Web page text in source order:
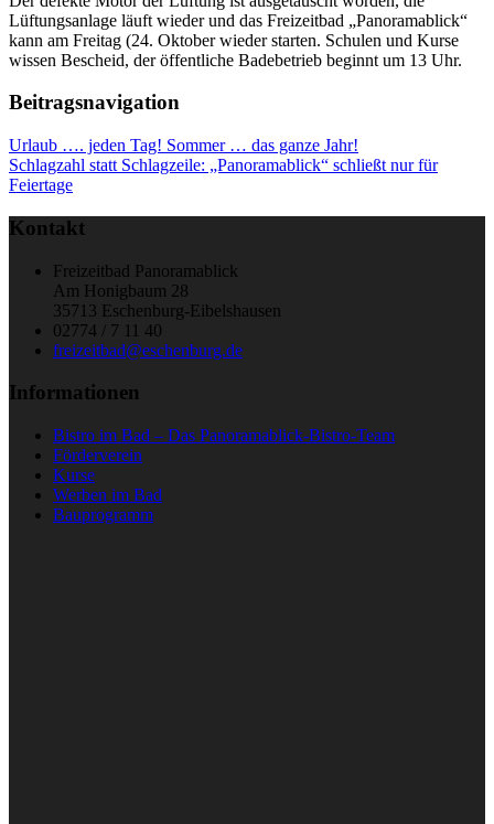
Lüftungsanlage läuft wieder und das Freizeitbad „Panoramablick“
kann am Freitag (24. Oktober wieder starten. Schulen und Kurse
wissen Bescheid, der öffentliche Badebetrieb beginnt um 13 Uhr.
Beitragsnavigation
Urlaub …. jeden Tag! Sommer … das ganze Jahr!
Schlagzahl statt Schlagzeile: „Panoramablick“ schließt nur für
Feiertage
Kontakt
Freizeitbad Panoramablick
Am Honigbaum 28
35713 Eschenburg-Eibelshausen
02774 / 7 11 40
freizeitbad@eschenburg.de
Informationen
Bistro im Bad – Das Panoramablick-Bistro-Team
Förderverein
Kurse
Werben im Bad
Bauprogramm